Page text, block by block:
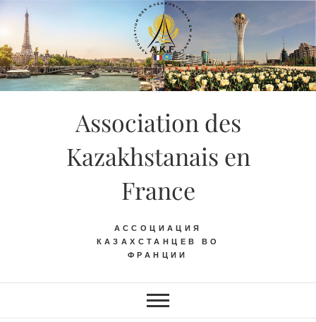
Skip
content
Association des
Kazakhstanais en
France
АССОЦИАЦИЯ
КАЗАХСТАНЦЕВ ВО
ФРАНЦИИ